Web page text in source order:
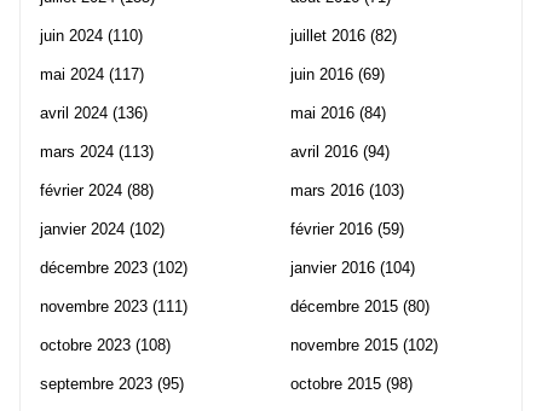
juin 2024 (110)
mai 2024 (117)
avril 2024 (136)
mars 2024 (113)
février 2024 (88)
janvier 2024 (102)
décembre 2023 (102)
novembre 2023 (111)
octobre 2023 (108)
septembre 2023 (95)
juillet 2016 (82)
juin 2016 (69)
mai 2016 (84)
avril 2016 (94)
mars 2016 (103)
février 2016 (59)
janvier 2016 (104)
décembre 2015 (80)
novembre 2015 (102)
octobre 2015 (98)